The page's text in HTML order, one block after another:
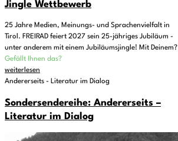
Jingle Wettbewerb
25 Jahre Medien, Meinungs- und Sprachenvielfalt in
Tirol. FREIRAD feiert 2027 sein 25-jähriges Jubiläum -
unter anderem mit einem Jubiläumsjingle! Mit Deinem?
Gefällt Ihnen das?
weiterlesen
Andererseits - Literatur im Dialog
Sondersendereihe: Andererseits –
Literatur im Dialog